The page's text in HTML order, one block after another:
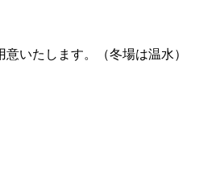
いたします。（冬場は温水）